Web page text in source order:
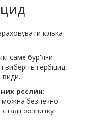
кілька
саме бур'яни
виберіть гербіцид,
види.
рослин:
можна безпечно
розвитку